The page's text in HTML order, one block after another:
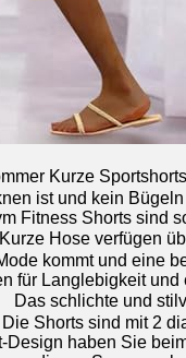
Kurze
ist und kein
Fitness Shorts sind
Hose verfügen
kommt und eine
für Langlebigkeit
Das schlichte und
Shorts sind mit 2
Design haben Sie